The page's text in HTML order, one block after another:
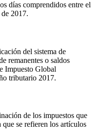
días comprendidos entre el
2017.
del sistema de
remanentes o saldos
Impuesto Global
tributario 2017.
de los impuestos que
se refieren los artículos